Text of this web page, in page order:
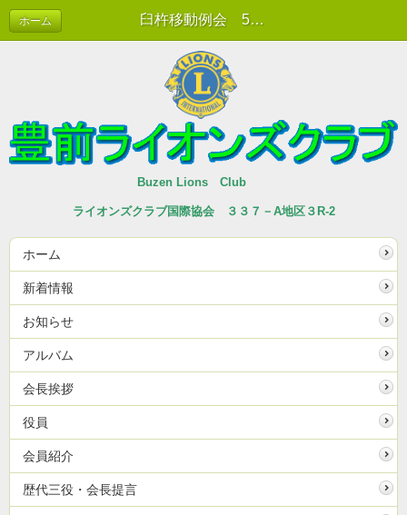
臼杵移動例会 5月27日 | 新着情報
ホーム
Buzen Lions Club
ライオンズクラブ国際協会 ３３７－A地区３R-2
ホーム
新着情報
お知らせ
アルバム
会長挨拶
役員
会員紹介
歴代三役・会長提言